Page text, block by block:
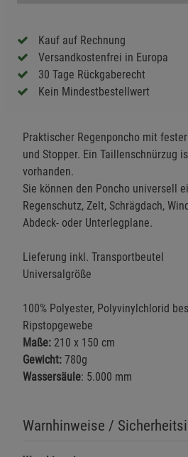
Kauf auf Rechnung
Versandkostenfrei in Europa
30 Tage Rückgaberecht
Kein Mindestbestellwert
Praktischer Regenponcho mit
und Stopper. Ein Taillenschnürzug
vorhanden.
Sie können den Poncho universell
Regenschutz, Zelt, Schrägdach,
Abdeck- oder Unterlegplane.
Lieferung inkl. Transportbeutel
Universalgröße
100% Polyester, Polyvinylchlorid
Ripstopgewebe
Maße: 210 x 150 cm
Gewicht: 780g
Wassersäule: 5.000 mm
Warnhinweise /